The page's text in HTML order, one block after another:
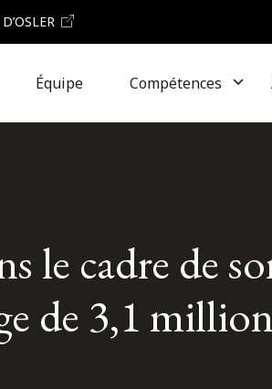
Équipe Compétences
le cadre de
de 3,1